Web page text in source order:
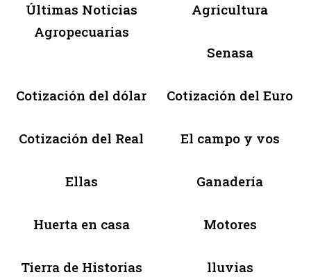
Últimas Noticias
Agropecuarias
Agricultura
Senasa
Cotización del dólar Cotización del Euro
Cotización del Real El campo y vos
Ellas Ganadería
Huerta en casa Motores
Tierra de Historias lluvias